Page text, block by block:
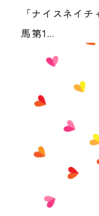
「ナイスネイ
馬第1...